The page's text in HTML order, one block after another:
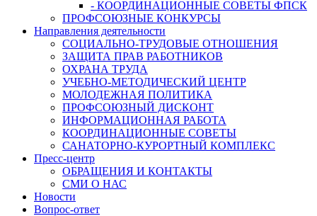
- КООРДИНАЦИОННЫЕ СОВЕТЫ ФПСК
ПРОФСОЮЗНЫЕ КОНКУРСЫ
Направления деятельности
СОЦИАЛЬНО-ТРУДОВЫЕ ОТНОШЕНИЯ
ЗАЩИТА ПРАВ РАБОТНИКОВ
ОХРАНА ТРУДА
УЧЕБНО-МЕТОДИЧЕСКИЙ ЦЕНТР
МОЛОДЕЖНАЯ ПОЛИТИКА
ПРОФСОЮЗНЫЙ ДИСКОНТ
ИНФОРМАЦИОННАЯ РАБОТА
КООРДИНАЦИОННЫЕ СОВЕТЫ
САНАТОРНО-КУРОРТНЫЙ КОМПЛЕКС
Пресс-центр
ОБРАЩЕНИЯ И КОНТАКТЫ
СМИ О НАС
Новости
Вопрос-ответ